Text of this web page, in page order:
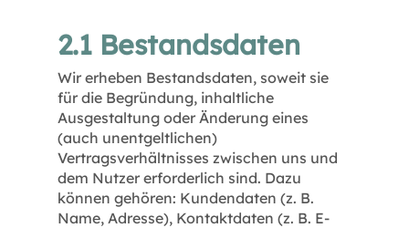
2.1 Bestandsdaten
Wir erheben Bestandsdaten, soweit sie
für die Begründung, inhaltliche
Ausgestaltung oder Änderung eines
(auch unentgeltlichen)
Vertragsverhältnisses zwischen uns und
dem Nutzer erforderlich sind. Dazu
können gehören: Kundendaten (z. B.
Name, Adresse), Kontaktdaten (z. B. E-